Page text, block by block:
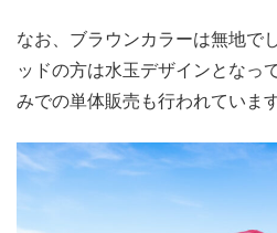
なお、ブラウンカラーは無地で
ッドの方は水玉デザインとなっ
みでの単体販売も行われています